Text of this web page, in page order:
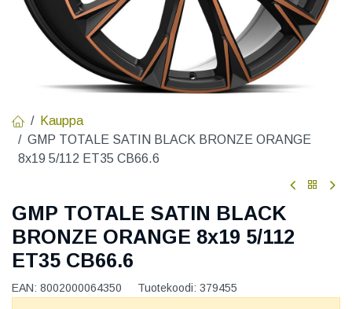
Kauppa
GMP TOTALE SATIN BLACK BRONZE ORANGE
8x19 5/112 ET35 CB66.6
GMP TOTALE SATIN BLACK
BRONZE ORANGE 8x19 5/112
ET35 CB66.6
EAN: 8002000064350 Tuotekoodi: 379455